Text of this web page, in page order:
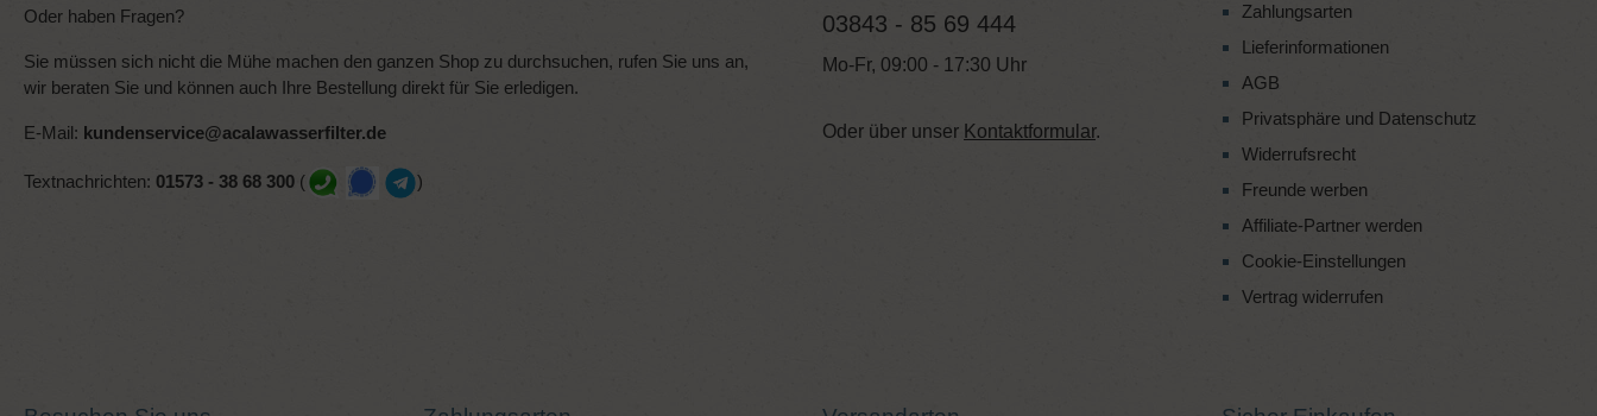
Oder haben Fragen?
Sie müssen sich nicht die Mühe machen den ganzen Shop zu durchsuchen, rufen Sie uns an,
wir beraten Sie und können auch Ihre Bestellung direkt für Sie erledigen.
E-Mail: kundenservice@acalawasserfilter.de
Textnachrichten: 01573 - 38 68 300 ( )
Zahlungsarten
Lieferinformationen
AGB
Privatsphäre und Datenschutz
Widerrufsrecht
Freunde werben
Affiliate-Partner werden
Cookie-Einstellungen
Vertrag widerrufen
03843 - 85 69 444
Mo-Fr, 09:00 - 17:30 Uhr
Oder über unser Kontaktformular.